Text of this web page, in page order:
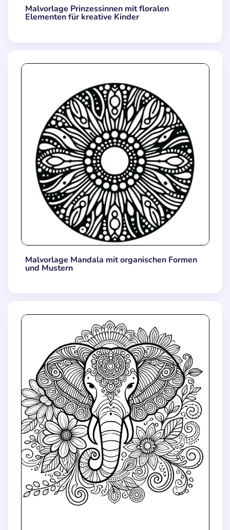
Malvorlage Prinzessinnen mit floralen
Elementen für kreative Kinder
Malvorlage Mandala mit organischen Formen
und Mustern